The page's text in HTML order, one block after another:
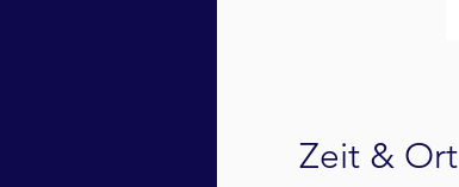
Zeit & Ort